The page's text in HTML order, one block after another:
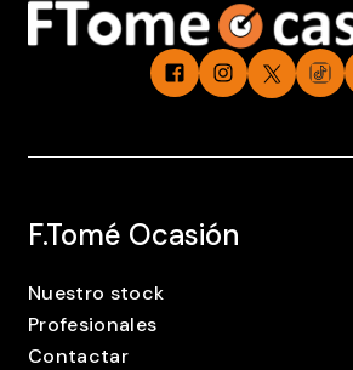
F.Tomé Ocasión
Nuestro stock
Profesionales
Contactar